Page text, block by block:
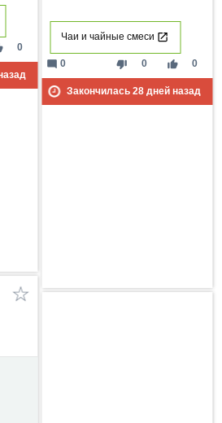
0
Чаи и чайные смеси
thumb_down 0 thumb_up 0
mode_comment 0
Закончилась 28дней назад